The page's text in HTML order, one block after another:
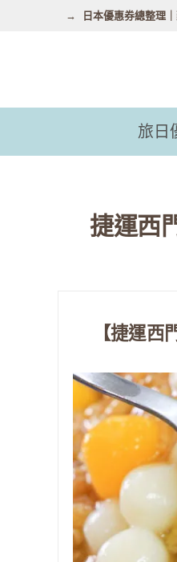
容
日本優惠券總整理
旅日
捷運西
【捷運